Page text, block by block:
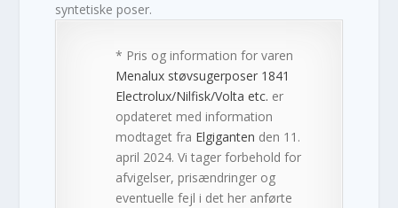
syntetiske poser.
* Pris og information for varen
Menalux støvsugerposer 1841
Electrolux/Nilfisk/Volta etc. er
opdateret med information
modtaget fra Elgiganten den 11.
april 2024. Vi tager forbehold for
afvigelser, prisændringer og
eventuelle fejl i det her anførte